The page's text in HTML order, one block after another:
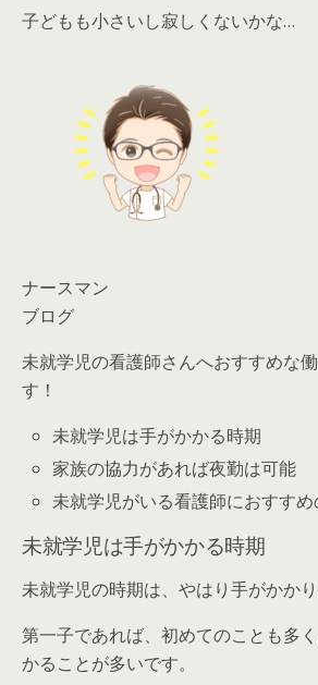
子どもも小さいし寂しくないかな…
ナースマン
ブログ
未就学児の看護師さんへおすすめな
す！
未就学児は手がかかる時期
家族の協力があれば夜勤は可能
未就学児がいる看護師におすす
未就学児は手がかかる時期
未就学児の時期は、やはり手がかかり
第一子であれば、初めてのことも多
かることが多いです。